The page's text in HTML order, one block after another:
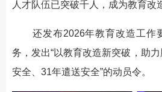
人才队伍已突破千人，成为教育改
还发布2026年教育改造工作
务，发出“以教育改造新突破，助
安全、31年遣送安全”的动员令。